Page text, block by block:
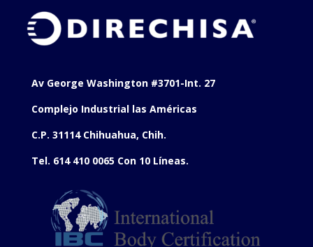
Av George Washington #3701-Int. 27
Complejo Industrial las Américas
C.P. 31114 Chihuahua, Chih.
Tel. 614 410 0065 Con 10 Líneas.